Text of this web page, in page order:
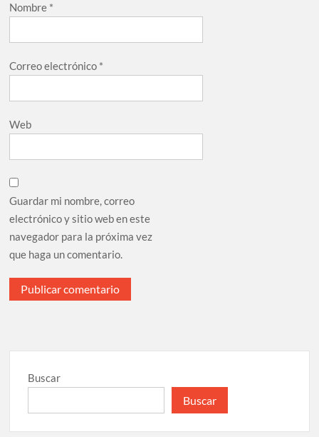
Nombre *
Correo electrónico *
Web
Guardar mi nombre, correo
electrónico y sitio web en este
navegador para la próxima vez
que haga un comentario.
Buscar
Buscar